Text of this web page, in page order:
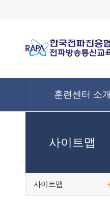
훈련센터 소개
사이트맵
사이트맵